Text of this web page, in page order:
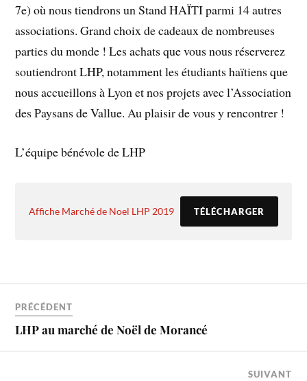
7e) où nous tiendrons un Stand HAÏTI parmi 14 autres
associations. Grand choix de cadeaux de nombreuses
parties du monde ! Les achats que vous nous réserverez
soutiendront LHP, notamment les étudiants haïtiens que
nous accueillons à Lyon et nos projets avec l’Association
des Paysans de Vallue. Au plaisir de vous y rencontrer !
L’équipe bénévole de LHP
Affiche Marché de Noel LHP 2019 TÉLÉCHARGER
PRÉCÉDENT
LHP au marché de Noël de Morancé
SUIVANT